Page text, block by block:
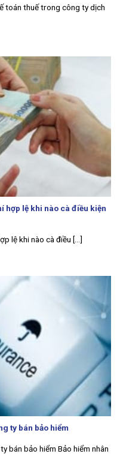
toán thuế trong công ty dịch
hợp lệ khi nào cà điều kiện
lệ khi nào cà điều [...]
ty bán bảo hiểm
bán bảo hiểm Bảo hiểm nhân